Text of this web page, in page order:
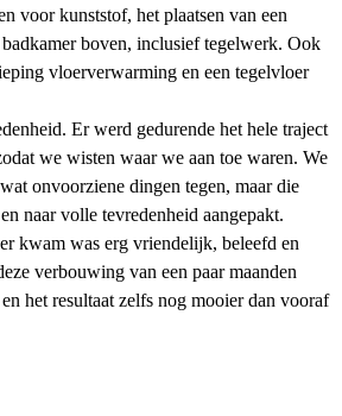
voor kunststof, het plaatsen van een
boven, inclusief tegelwerk. Ook
vloerverwarming en een tegelvloer
Er werd gedurende het hele traject
we wisten waar we aan toe waren. We
onvoorziene dingen tegen, maar die
naar volle tevredenheid aangepakt.
kwam was erg vriendelijk, beleefd en
verbouwing van een paar maanden
het resultaat zelfs nog mooier dan vooraf